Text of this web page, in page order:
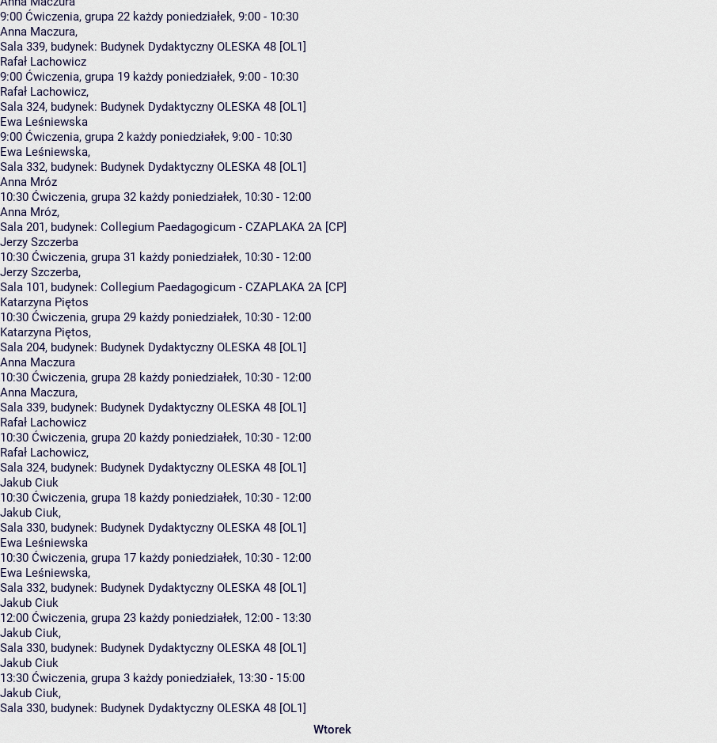
9:00 Ćwiczenia, grupa 22 każdy poniedziałek, 9:00 - 10:30
Anna Maczura,
Sala 339, budynek: Budynek Dydaktyczny OLESKA 48 [OL1]
Rafał Lachowicz
9:00 Ćwiczenia, grupa 19 każdy poniedziałek, 9:00 - 10:30
Rafał Lachowicz,
Sala 324, budynek: Budynek Dydaktyczny OLESKA 48 [OL1]
Ewa Leśniewska
9:00 Ćwiczenia, grupa 2 każdy poniedziałek, 9:00 - 10:30
Ewa Leśniewska,
Sala 332, budynek: Budynek Dydaktyczny OLESKA 48 [OL1]
Anna Mróz
10:30 Ćwiczenia, grupa 32 każdy poniedziałek, 10:30 - 12:00
Anna Mróz,
Sala 201, budynek: Collegium Paedagogicum - CZAPLAKA 2A [CP]
Jerzy Szczerba
10:30 Ćwiczenia, grupa 31 każdy poniedziałek, 10:30 - 12:00
Jerzy Szczerba,
Sala 101, budynek: Collegium Paedagogicum - CZAPLAKA 2A [CP]
Katarzyna Piętos
10:30 Ćwiczenia, grupa 29 każdy poniedziałek, 10:30 - 12:00
Katarzyna Piętos,
Sala 204, budynek: Budynek Dydaktyczny OLESKA 48 [OL1]
Anna Maczura
10:30 Ćwiczenia, grupa 28 każdy poniedziałek, 10:30 - 12:00
Anna Maczura,
Sala 339, budynek: Budynek Dydaktyczny OLESKA 48 [OL1]
Rafał Lachowicz
10:30 Ćwiczenia, grupa 20 każdy poniedziałek, 10:30 - 12:00
Rafał Lachowicz,
Sala 324, budynek: Budynek Dydaktyczny OLESKA 48 [OL1]
Jakub Ciuk
10:30 Ćwiczenia, grupa 18 każdy poniedziałek, 10:30 - 12:00
Jakub Ciuk,
Sala 330, budynek: Budynek Dydaktyczny OLESKA 48 [OL1]
Ewa Leśniewska
10:30 Ćwiczenia, grupa 17 każdy poniedziałek, 10:30 - 12:00
Ewa Leśniewska,
Sala 332, budynek: Budynek Dydaktyczny OLESKA 48 [OL1]
Jakub Ciuk
12:00 Ćwiczenia, grupa 23 każdy poniedziałek, 12:00 - 13:30
Jakub Ciuk,
Sala 330, budynek: Budynek Dydaktyczny OLESKA 48 [OL1]
Jakub Ciuk
13:30 Ćwiczenia, grupa 3 każdy poniedziałek, 13:30 - 15:00
Jakub Ciuk,
Sala 330, budynek: Budynek Dydaktyczny OLESKA 48 [OL1]
Wtorek